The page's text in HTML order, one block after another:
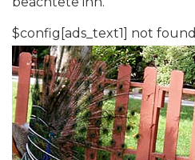
$config[ads_text1] not found